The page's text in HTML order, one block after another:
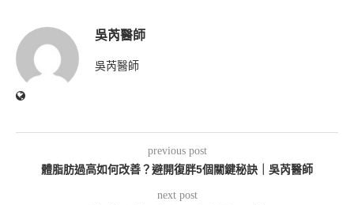
吳芮醫師
吳芮醫師
previous post
體脂肪過高如何改善？避開復胖5個關鍵秘訣｜吳芮醫師
next post